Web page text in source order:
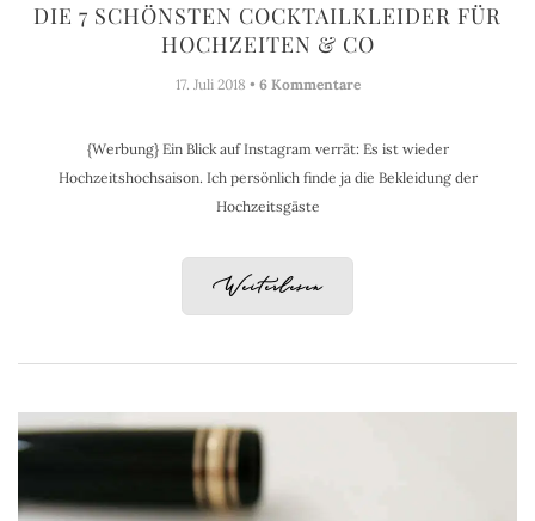
DIE 7 SCHÖNSTEN COCKTAILKLEIDER FÜR
HOCHZEITEN & CO
17. Juli 2018 • 6 Kommentare
{Werbung} Ein Blick auf Instagram verrät: Es ist wieder
Hochzeitshochsaison. Ich persönlich finde ja die Bekleidung der
Hochzeitsgäste
Weiterlesen